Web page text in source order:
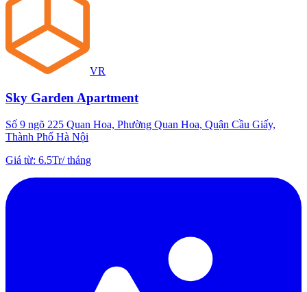
VR
Sky Garden Apartment
Số 9 ngõ 225 Quan Hoa, Phường Quan Hoa, Quận Cầu Giấy,
Thành Phố Hà Nội
Giá từ: 6.5Tr/tháng